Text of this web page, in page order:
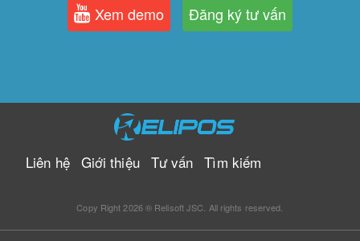
Xem demo Đăng ký tư vấn
Liên hệ Giới thiệu Tư vấn Tìm kiếm
Copy Right 2026 ® Relisoft JSC. All rights reserved.